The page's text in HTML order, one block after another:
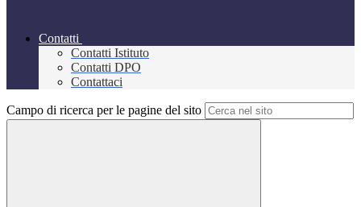
Contatti
Contatti Istituto
Contatti DPO
Contattaci
Campo di ricerca per le pagine del sito